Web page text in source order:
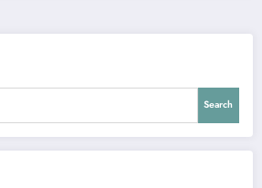
Search